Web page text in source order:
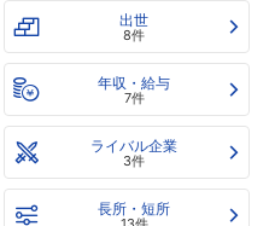
出世
8件
年収・給与
7件
ライバル企業
3件
長所・短所